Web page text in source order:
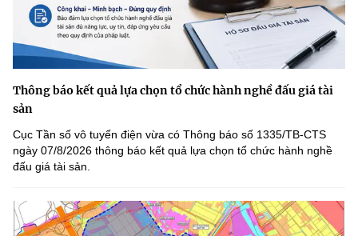
Thông báo kết quả lựa chọn tổ chức hành nghề đấu giá tài
sản
Cục Tần số vô tuyến điện vừa có Thông báo số 1335/TB-CTS
ngày 07/8/2026 thông báo kết quả lựa chọn tổ chức hành nghề
đấu giá tài sản.